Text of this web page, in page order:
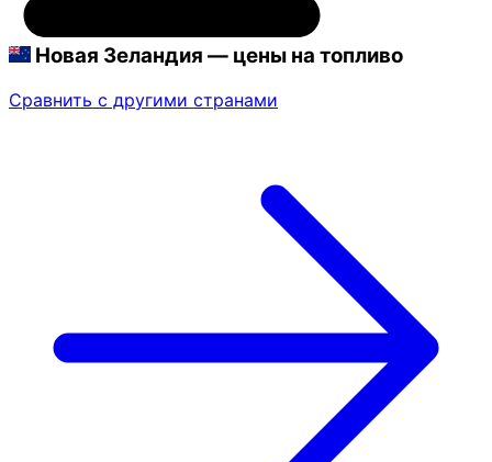
Новая Зеландия — цены на топливо
Сравнить с другими странами